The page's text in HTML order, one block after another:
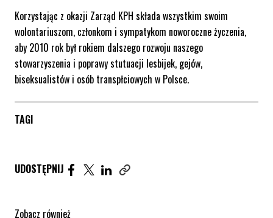
Korzystając z okazji Zarząd KPH składa wszystkim swoim
wolontariuszom, członkom i sympatykom noworoczne życzenia,
aby 2010 rok był rokiem dalszego rozwoju naszego
stowarzyszenia i poprawy stutuacji lesbijek, gejów,
biseksualistów i osób transpłciowych w Polsce.
TAGI
UDOSTĘPNIJ Udostępnij artykuł na Facebook. Strona otwiera się
Udostępnij artykuł na Twitter. Strona otwiera
Udostępnij artykuł na Linkedin. Strona
Zobacz również